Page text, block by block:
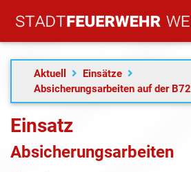
Aktuell
Einsätze
Absicherungsarbeiten auf der B72
Einsatz
Absicherungsarbeiten